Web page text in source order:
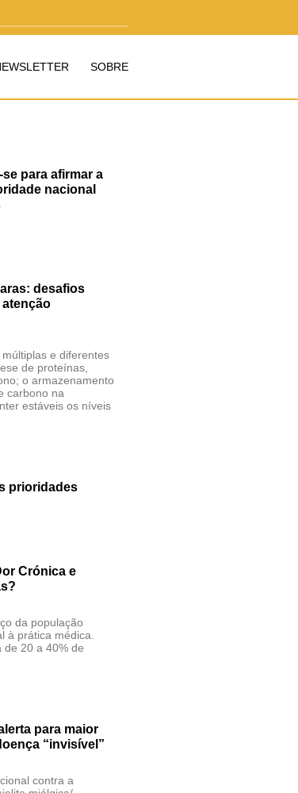
SOBRE
para afirmar a
nacional
desafios
e diferentes
de proteínas,
o armazenamento
carbono na
estáveis os níveis
prioridades
Crónica e
da população
à prática médica.
de 20 a 40% de
para maior
“invisível”
contra a